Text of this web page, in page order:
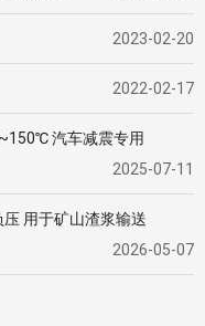
2023-02-20
2022-02-17
汽车减震专用
2025-07-11
用于矿山渣浆输送
2026-05-07